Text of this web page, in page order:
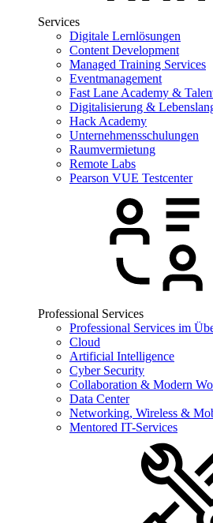
Services
Digitale Lernlösungen
Content Development
Managed Training Services
Eventmanagement
Fast Lane Academy &
Digitalisierung &
Hack Academy
Unternehmensschulungen
Raumvermietung
Remote Labs
Pearson VUE Testcenter
Professional Services
Professional Services im
Cloud
Artificial Intelligence
Cyber Security
Collaboration & Modern
Data Center
Networking, Wireless &
Mentored IT-Services